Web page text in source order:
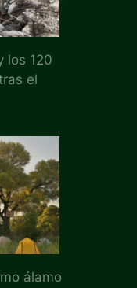
los 120
el
álamo